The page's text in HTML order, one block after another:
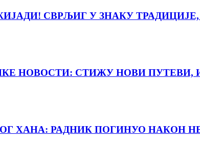
СВРЉИГ У ЗНАКУ
НОВОСТИ: СТИЖУ НОВИ ПУТЕВИ,
ХАНА: РАДНИК ПОГИНУО НАКОН